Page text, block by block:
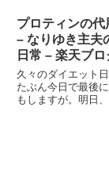
プロティンの代
– なりゆき主夫
日常 – 楽天ブロ
（Blog）
久々のダイエット日
たぶん今日で最後
もしますが。明日
な現実、とりあえ
しました。残った